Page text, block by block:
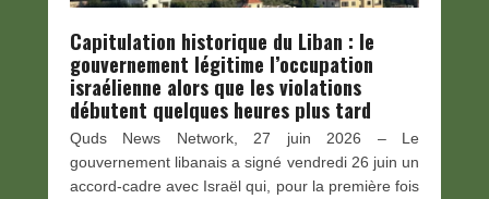
Capitulation historique du Liban : le
gouvernement légitime l’occupation
israélienne alors que les violations
débutent quelques heures plus tard
Quds News Network, 27 juin 2026 – Le
gouvernement libanais a signé vendredi 26 juin un
accord-cadre avec Israël qui, pour la première fois